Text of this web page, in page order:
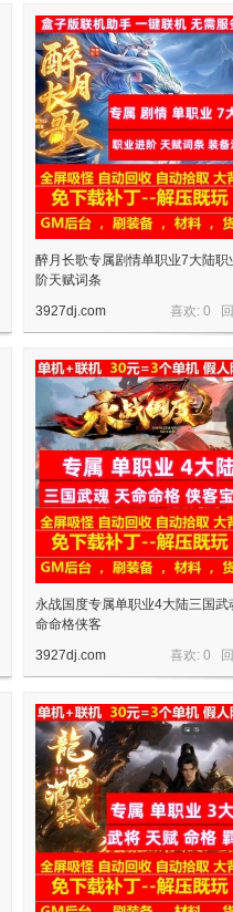
醉月长歌专属剧情单职业7大陆职
阶天赋词条
喜欢: 0
3927dj.com
永战国度专属单职业4大陆三国武
命命格侠客
喜欢: 0
3927dj.com